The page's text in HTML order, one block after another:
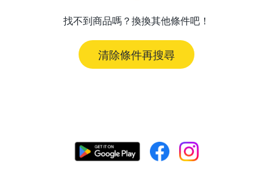
找不到商品嗎？換換其他條件吧！
清除條件再搜尋